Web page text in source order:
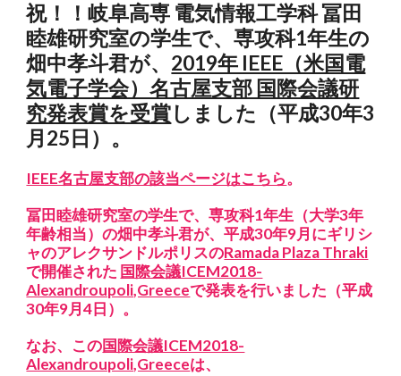
祝！！岐阜高専 電気情報工学科 冨田
睦雄研究室の学生で、専攻科1年生の
畑中孝斗君が、 2019年 IEEE（米国電
気電子学会）名古屋支部 国際会議研
究発表賞を受賞しました（平成30年3
月25日）。
IEEE名古屋支部の該当ページはこちら。
冨田睦雄研究室の学生で、専攻科1年生（大学3年
年齢相当）の畑中孝斗君が、平成30年9月にギリシ
ャのアレクサンドルポリスのRamada Plaza Thraki
で開催された 国際会議ICEM2018-
Alexandroupoli,Greeceで発表を行いました（平成
30年9月4日）。
なお、この国際会議ICEM2018-
Alexandroupoli,Greeceは、